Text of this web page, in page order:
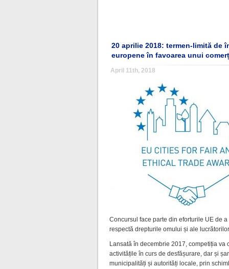
20 aprilie 2018: termen-limită de
europene în favoarea unui
April 11th, 2018
Concursul face parte din eforturile UE de
respectă drepturile omului și ale
Lansată în decembrie 2017, competiția
activitățile în curs de desfășurare, dar și
municipalități și autorități locale, prin